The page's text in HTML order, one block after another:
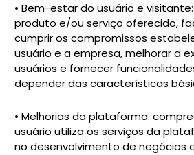
• Bem-estar do usuário e
produto e/ou serviço oferecido,
cumprir os compromissos
usuário e a empresa, melhorar a
usuários e fornecer
depender das características
• Melhorias da plataforma:
usuário utiliza os serviços da
no desenvolvimento de negócios